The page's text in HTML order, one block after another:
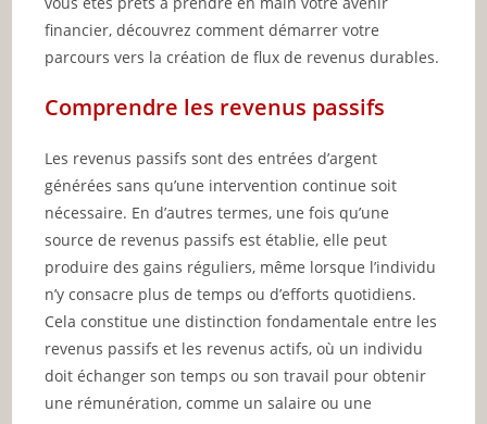
financier, découvrez comment démarrer votre
parcours vers la création de flux de revenus durables.
Comprendre les revenus passifs
Les revenus passifs sont des entrées d’argent
générées sans qu’une intervention continue soit
nécessaire. En d’autres termes, une fois qu’une
source de revenus passifs est établie, elle peut
produire des gains réguliers, même lorsque l’individu
n’y consacre plus de temps ou d’efforts quotidiens.
Cela constitue une distinction fondamentale entre les
revenus passifs et les revenus actifs, où un individu
doit échanger son temps ou son travail pour obtenir
une rémunération, comme un salaire ou une